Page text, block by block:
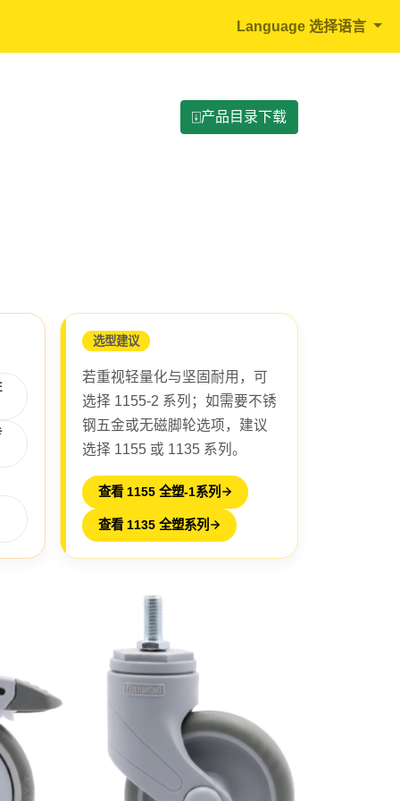
Language 选择语言
⍗产品目录下载
选型建议
若重视轻量化与坚固耐用，可
选择 1155-2 系列；如需要不锈
钢五金或无磁脚轮选项，建议
选择 1155 或 1135 系列。
查看 1155 全塑-1系列
查看 1135 全塑系列